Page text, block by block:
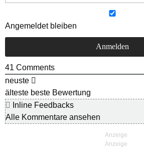
Angemeldet bleiben
41 Comments
neuste
älteste beste Bewertung
Inline Feedbacks
Alle Kommentare ansehen